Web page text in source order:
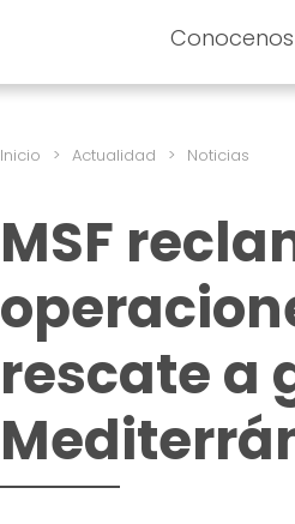
Conocenos
Inicio > Actualidad > Noticias
MSF
rescate a